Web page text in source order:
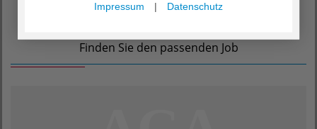
Finden Sie den passenden Job
Impressum | Datenschutz